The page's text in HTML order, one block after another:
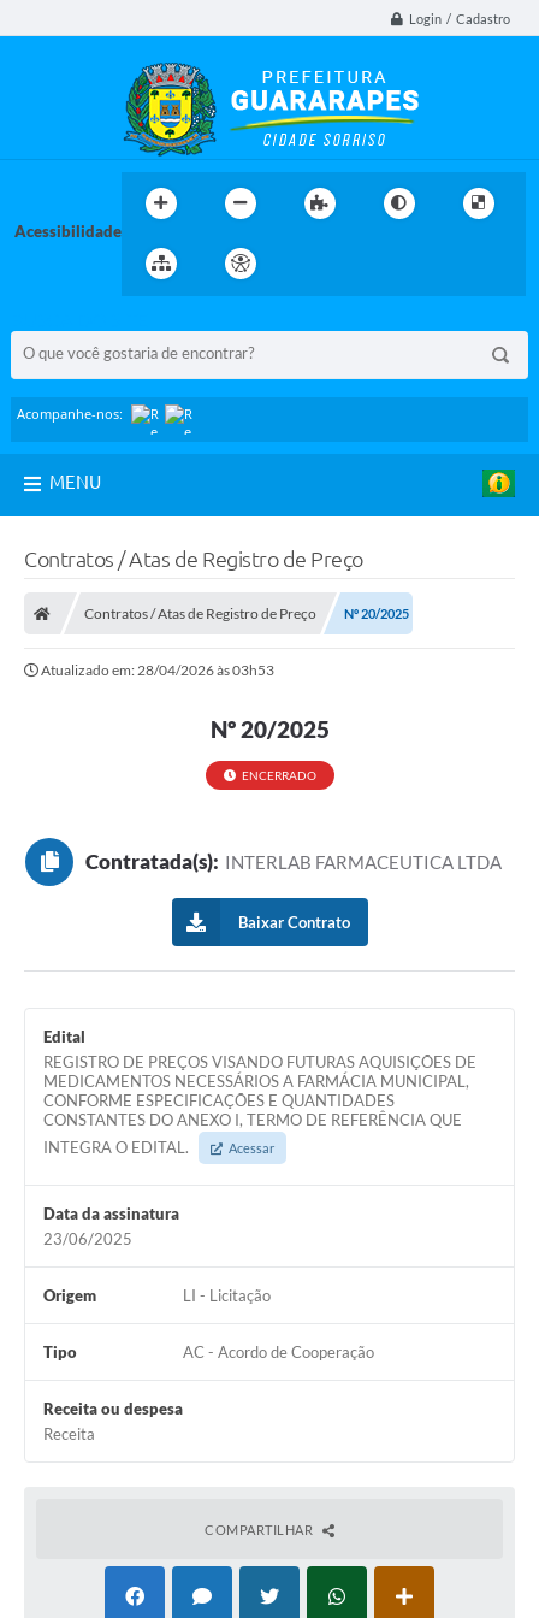
Login / Cadastro
Acessibilidade
Acompanhe-nos:
MENU
Contratos / Atas de Registro de Preço
Contratos / Atas de Registro de Preço Nº 20/2025
Atualizado em: 28/04/2026 às 03h53
Nº 20/2025
ENCERRADO
Contratada(s): INTERLAB FARMACEUTICA LTDA
Baixar Contrato
Edital
REGISTRO DE PREÇOS VISANDO FUTURAS AQUISIÇÕES DE
MEDICAMENTOS NECESSÁRIOS A FARMÁCIA MUNICIPAL,
CONFORME ESPECIFICAÇÕES E QUANTIDADES
CONSTANTES DO ANEXO I, TERMO DE REFERÊNCIA QUE
INTEGRA O EDITAL.
Acessar
Data da assinatura
23/06/2025
Origem LI - Licitação
Tipo AC - Acordo de Cooperação
Receita ou despesa
Receita
COMPARTILHAR